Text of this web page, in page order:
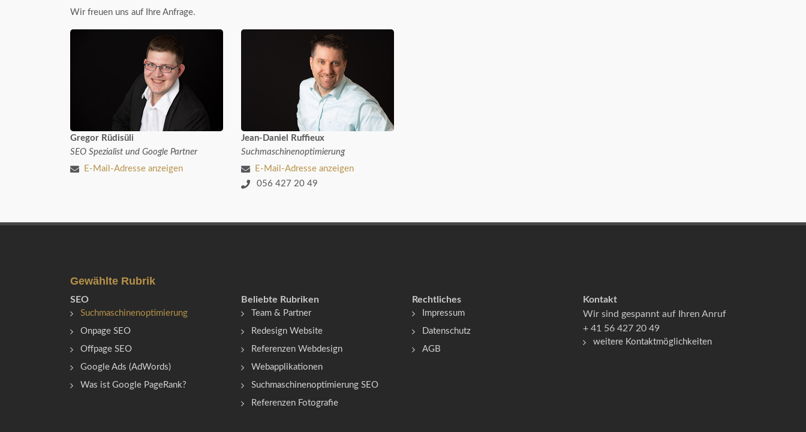
Wir freuen uns auf Ihre Anfrage.
Gregor Rüdisüli
SEO Spezialist und Google Partner
E-Mail-Adresse anzeigen
Jean-Daniel Ruffieux
Suchmaschinenoptimierung
E-Mail-Adresse anzeigen
056 427 20 49
Gewählte Rubrik
SEO
Suchmaschinenoptimierung
Onpage SEO
Offpage SEO
Google Ads (AdWords)
Was ist Google PageRank?
Beliebte Rubriken
Team & Partner
Redesign Website
Referenzen Webdesign
Webapplikationen
Suchmaschinenoptimierung SEO
Referenzen Fotografie
Rechtliches
Impressum
Datenschutz
AGB
Kontakt
Wir sind gespannt auf Ihren Anruf
+ 41 56 427 20 49
weitere Kontaktmöglichkeiten